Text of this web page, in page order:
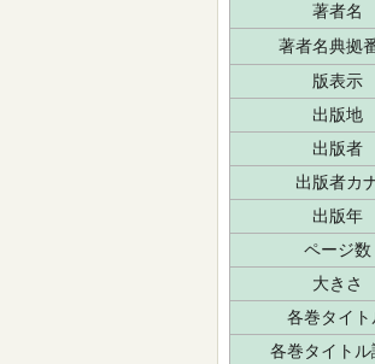
著者名
著者名典拠
版表示
出版地
出版者
出版者カ
出版年
ページ数
大きさ
各巻タイト
各巻タイトル